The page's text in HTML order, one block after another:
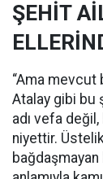
ŞEHİT
“Ama mevcut
Atalay gibi bu
adı vefa
niyettir.